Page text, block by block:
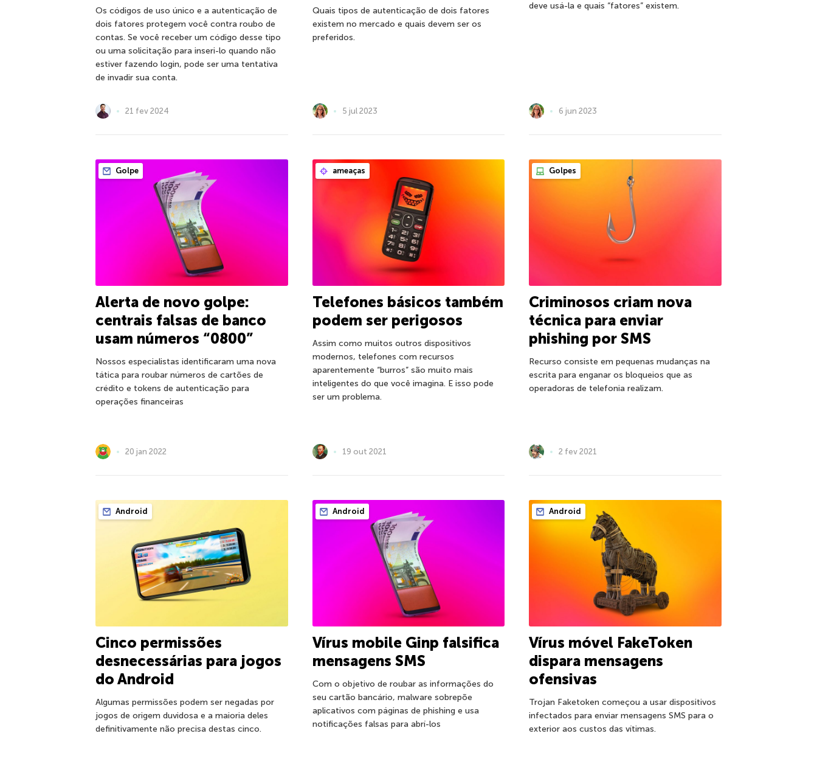
Os códigos de uso único e a autenticação de
dois fatores protegem você contra roubo de
contas. Se você receber um código desse tipo
ou uma solicitação para inseri-lo quando não
estiver fazendo login, pode ser uma tentativa
de invadir sua conta.
21 fev 2024
Quais tipos de autenticação de dois fatores
existem no mercado e quais devem ser os
preferidos.
5 jul 2023
deve usá-la e quais “fatores” existem.
6 jun 2023
Golpe
Alerta de novo golpe:
centrais falsas de banco
usam números “0800”
Nossos especialistas identificaram uma nova
tática para roubar números de cartões de
crédito e tokens de autenticação para
operações financeiras
20 jan 2022
ameaças
Telefones básicos também
podem ser perigosos
Assim como muitos outros dispositivos
modernos, telefones com recursos
aparentemente “burros” são muito mais
inteligentes do que você imagina. E isso pode
ser um problema.
19 out 2021
Golpes
Criminosos criam nova
técnica para enviar
phishing por SMS
Recurso consiste em pequenas mudanças na
escrita para enganar os bloqueios que as
operadoras de telefonia realizam.
2 fev 2021
Android
Cinco permissões
desnecessárias para jogos
do Android
Algumas permissões podem ser negadas por
jogos de origem duvidosa e a maioria deles
definitivamente não precisa destas cinco.
Android
Vírus mobile Ginp falsifica
mensagens SMS
Com o objetivo de roubar as informações do
seu cartão bancário, malware sobrepõe
aplicativos com páginas de phishing e usa
notificações falsas para abrí-los
Android
Vírus móvel FakeToken
dispara mensagens
ofensivas
Trojan Faketoken começou a usar dispositivos
infectados para enviar mensagens SMS para o
exterior aos custos das vítimas.